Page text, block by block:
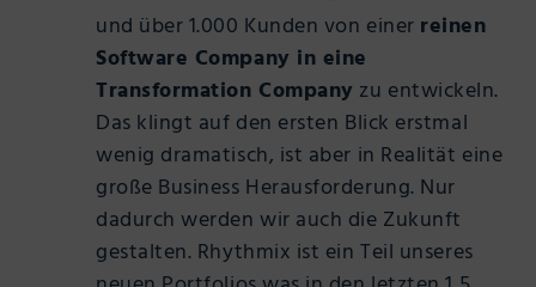
und über 1.000 Kunden von einer reinen
Software Company in eine
Transformation Company zu entwickeln.
Das klingt auf den ersten Blick erstmal
wenig dramatisch, ist aber in Realität eine
große Business Herausforderung. Nur
dadurch werden wir auch die Zukunft
gestalten. Rhythmix ist ein Teil unseres